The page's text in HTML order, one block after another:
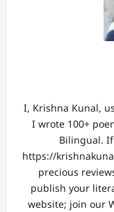
I, Krishna Kunal,
I wrote 100+
Bilingual.
https://
precious
publish your
website; join our